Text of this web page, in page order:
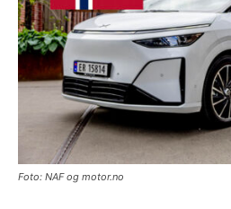
Foto: NAF og motor.no